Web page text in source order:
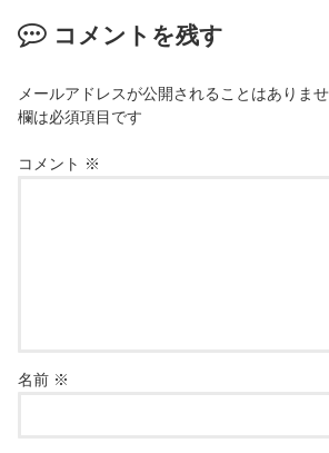
コメントを残す
メールアドレスが公開されることはありませ
欄は必須項目です
コメント ※
名前 ※